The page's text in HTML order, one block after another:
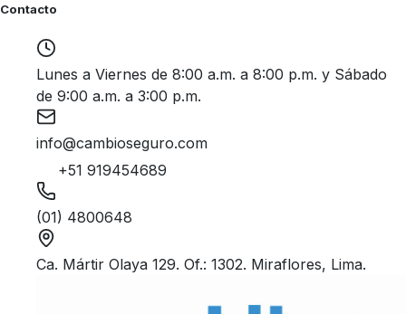
Contacto
Lunes a Viernes de 8:00 a.m. a 8:00 p.m. y Sábado
de 9:00 a.m. a 3:00 p.m.
info@cambioseguro.com
+51 919454689
(01) 4800648
Ca. Mártir Olaya 129. Of.: 1302. Miraflores, Lima.